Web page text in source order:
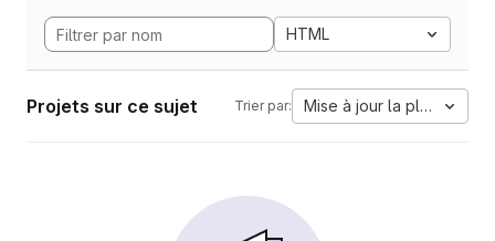
HTML
Projets sur ce sujet Trier par: Mise à jour la plus